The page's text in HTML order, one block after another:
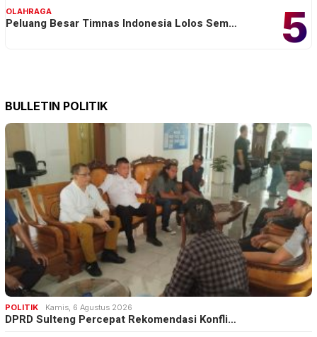
5
OLAHRAGA
Peluang Besar Timnas Indonesia Lolos Sem…
BULLETIN POLITIK
POLITIK Kamis, 6 Agustus 2026
DPRD Sulteng Percepat Rekomendasi Konfli…